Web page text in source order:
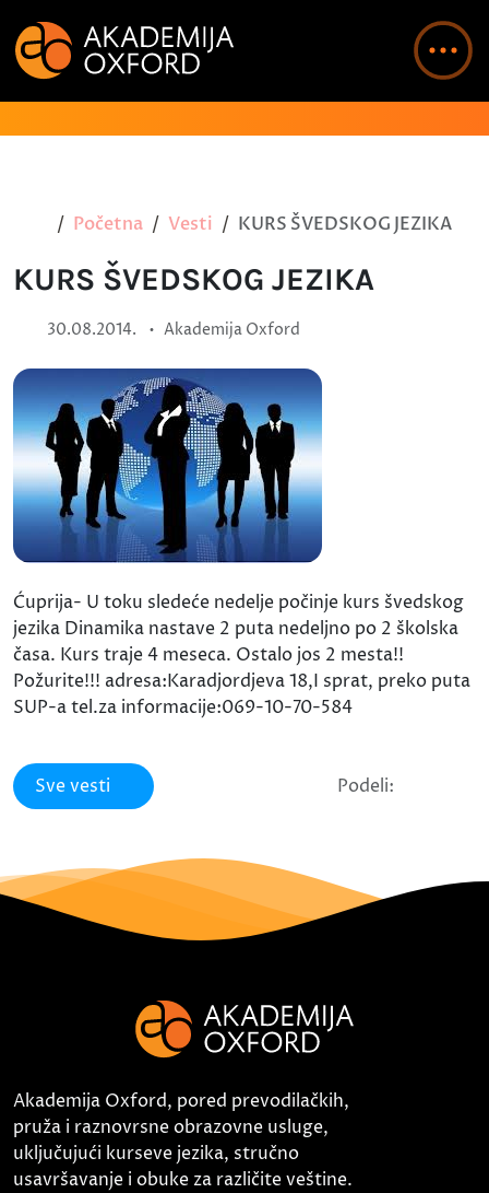
Početna Vesti KURS ŠVEDSKOG JEZIKA
KURS ŠVEDSKOG JEZIKA
30.08.2014. • Akademija Oxford
Ćuprija- U toku sledeće nedelje počinje kurs švedskog
jezika Dinamika nastave 2 puta nedeljno po 2 školska
časa. Kurs traje 4 meseca. Ostalo jos 2 mesta!!
Požurite!!! adresa:Karadjordjeva 18,I sprat, preko puta
SUP-a tel.za informacije:069-10-70-584
Sve vesti Podeli:
Akademija Oxford, pored prevodilačkih,
pruža i raznovrsne obrazovne usluge,
uključujući kurseve jezika, stručno
usavršavanje i obuke za različite veštine.